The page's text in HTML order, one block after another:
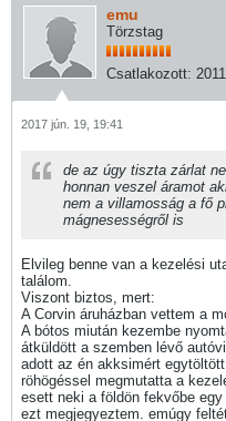
emu
Törzstag
Csatlakozott:
2017 jún. 19, 19:41
de az úgy tiszta zárlat
honnan veszel áramot
nem a villamosság a fő
mágnesességről is
Elvileg benne van a kezelési
találom.
Viszont biztos, mert:
A Corvin áruházban vettem a
A bótos miután kezembe
átküldött a szemben lévő
adott az én akksimért
röhögéssel megmutatta a
esett neki a földön fekvőbe
ezt megjegyeztem. emúgy